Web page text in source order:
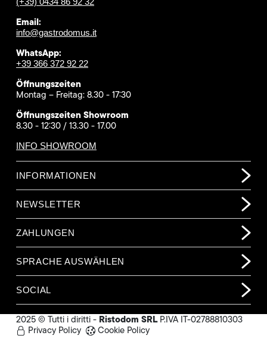
Email:
info@gastrodomus.it
WhatsApp:
+39 366 372 92 22
Öffnungszeiten
Montag – Freitag: 8.30 - 17:30
Öffnungszeiten Showroom
8.30 - 12:30 / 13.30 - 17.00
INFO SHOWROOM
INFORMATIONEN
NEWSLETTER
ZAHLUNGEN
SPRACHE AUSWÄHLEN
SOCIAL
2025 © Tutti i diritti - Ristodom SRLP.IVA IT-02788810303
Privacy Policy
Cookie Policy